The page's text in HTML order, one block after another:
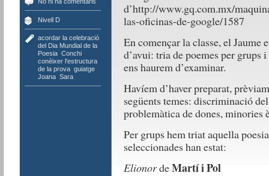
Nivell D
acordar la celebració
del Dia Mundial de la
Poesia, Conchi,
conèixer l'estructura
de la prova, guiatge,
Joana, Sara
d’http://www.gq.com.mx/
las-oficinas-de-google/1587
En començar la classe, el Jaume
d’avui: tria de poemes per
ens haurem d’examinar.
Havíem d’haver preparat,
següents temes: discriminació
problemàtica de dones,
Per grups hem triat aquella
seleccionades han estat:
ElionordeMartí i Pol